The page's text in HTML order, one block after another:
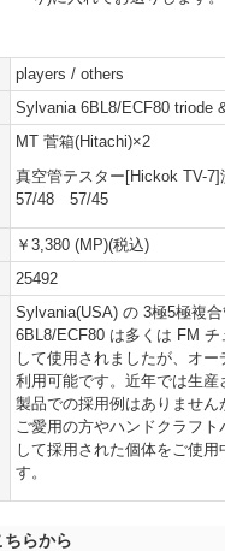
players / others
Sylvania 6BL8/ECF80 triode
MT 菅箱(Hitachi)×2
真空管テスター[Hickok TV-
57/48 57/45
￥3,380 (MP)(税込)
25492
Sylvania(USA) の 3極5極複
6BL8/ECF80 は多くは FM
して使用されましたが、オ
利用可能です。近年では生
製品での採用例はありませ
ご愛用の方やハンドクラフ
して採用された個体をご使
す。
ちらから